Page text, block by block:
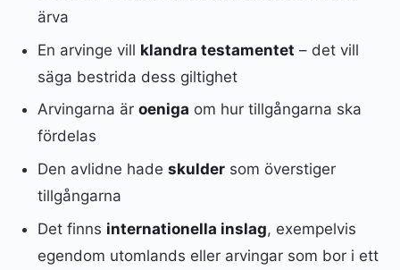
ärva
En arvinge vill klandra testamentet – det vill
säga bestrida dess giltighet
Arvingarna är oeniga om hur tillgångarna ska
fördelas
Den avlidne hade skuldersom överstiger
tillgångarna
Det finns internationella inslag, exempelvis
egendom utomlands eller arvingar som bor i ett